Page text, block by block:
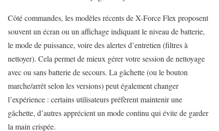
Côté commandes, les modèles récents de X-Force Flex proposent
souvent un écran ou un affichage indiquant le niveau de batterie,
le mode de puissance, voire des alertes d’entretien (filtres à
nettoyer). Cela permet de mieux gérer votre session de nettoyage
avec ou sans batterie de secours. La gâchette (ou le bouton
marche/arrêt selon les versions) peut également changer
l’expérience : certains utilisateurs préfèrent maintenir une
gâchette, d’autres apprécient un mode continu qui évite de garder
la main crispée.